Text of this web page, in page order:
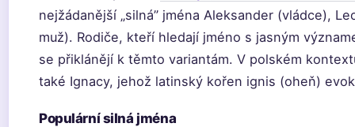
nejžádanější „silná” jména Aleksander (vládce),
muž). Rodiče, kteří hledají jméno s jasným
se přiklánějí k těmto variantám. V polském
také Ignacy, jehož latinský kořen ignis (oheň)
Populární silná jména